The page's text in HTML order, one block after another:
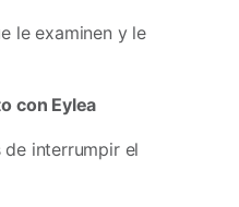
le examinen y le
con Eylea
interrumpir el